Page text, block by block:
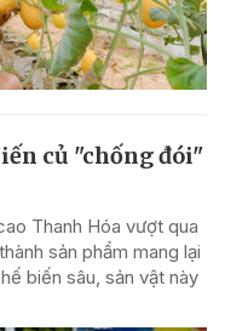
củ "chống đói"
Thanh Hóa vượt qua
sản phẩm mang lại
biến sâu, sản vật này